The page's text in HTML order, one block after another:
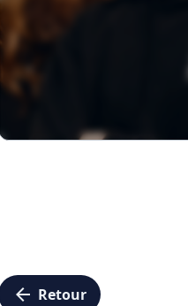
arrow_left Retour